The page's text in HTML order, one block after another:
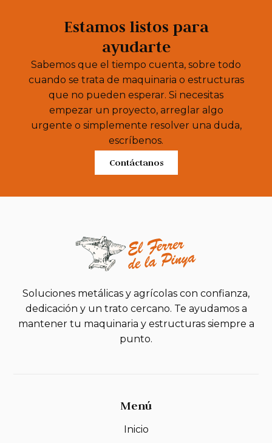
Estamos listos para
ayudarte
Sabemos que el tiempo cuenta, sobre todo
cuando se trata de maquinaria o estructuras
que no pueden esperar. Si necesitas
empezar un proyecto, arreglar algo
urgente o simplemente resolver una duda,
escríbenos.
Contáctanos
Soluciones metálicas y agrícolas con confianza,
dedicación y un trato cercano. Te ayudamos a
mantener tu maquinaria y estructuras siempre a
punto.
Menú
Inicio